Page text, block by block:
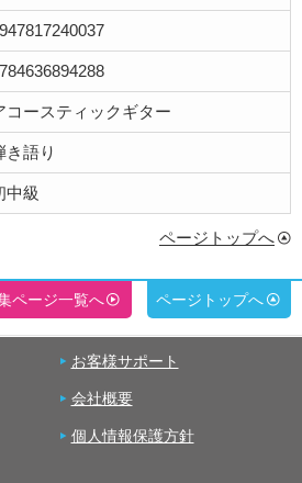
コースティックギター
き語り
中級
ページトップへ
ページ一覧へ ページトップへ
お客様サポート
会社概要
個人情報保護方針